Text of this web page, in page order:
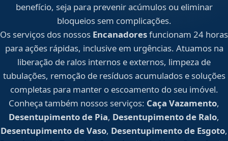
benefício, seja para prevenir acúmulos ou eliminar
bloqueios sem complicações.
Os serviços dos nossos Encanadoresfuncionam 24 horas
para ações rápidas, inclusive em urgências. Atuamos na
liberação de ralos internos e externos, limpeza de
tubulações, remoção de resíduos acumulados e soluções
completas para manter o escoamento do seu imóvel.
Conheça também nossos serviços: Caça Vazamento,
Desentupimento de Pia, Desentupimento de Ralo,
Desentupimento de Vaso, Desentupimento de Esgoto,